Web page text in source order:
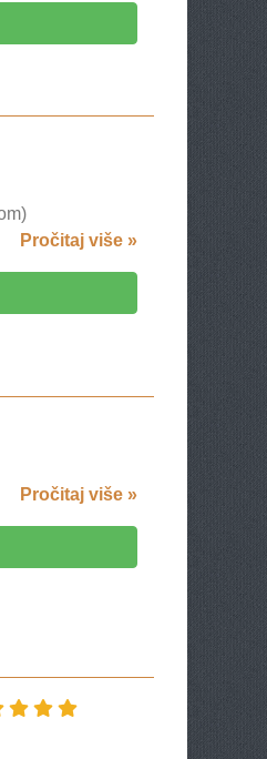
Pročitaj više »
Pročitaj više »